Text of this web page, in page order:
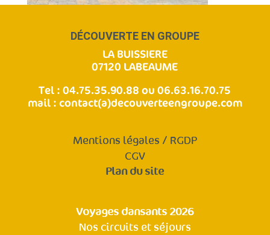
DÉCOUVERTE EN GROUPE
LA BUISSIERE
07120 LABEAUME
Tel : 04.75.35.90.88 ou 06.63.16.70.75
mail : contact(a)decouverteengroupe.com
Mentions légales / RGDP
CGV
Plan du site
Voyages dansants 2026
Nos circuits et séjours